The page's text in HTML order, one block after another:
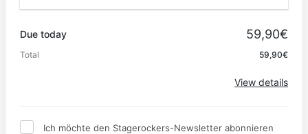
Due today 59,90€
Total 59,90€
View details
Ich möchte den Stagerockers-Newsletter abonnieren